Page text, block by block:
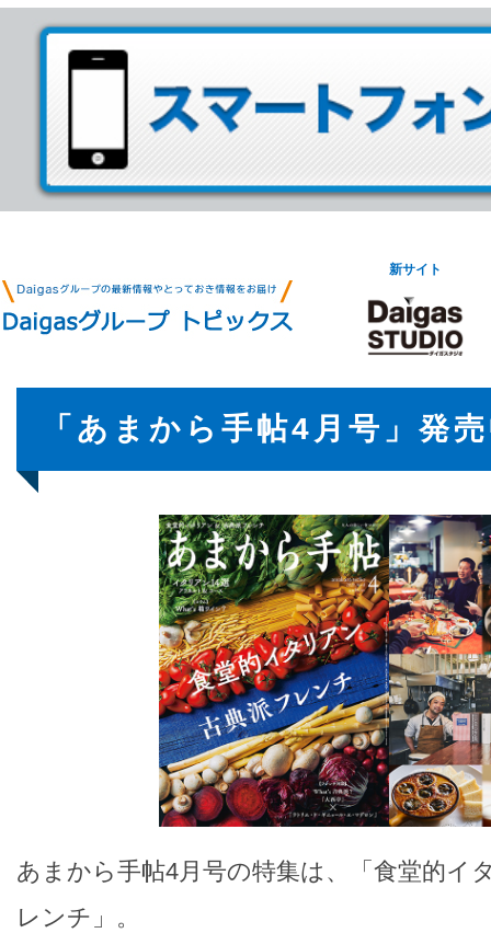
新サイト
「あまから手帖4月号」発
あまから手帖4月号の特集は、「食堂的イ
レンチ」。